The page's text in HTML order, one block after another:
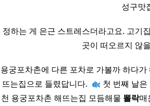
성구맛
정하는 게 은근 스트레스더라고요. 고기
곳이 떠오르지 않
용궁포차촌에 다른 포차로 가볼까 하다
뜨는집으로 들렸답니다. ​
첫 번째 날
천 용궁포차촌 해뜨는집 모듬해물 뽈락매